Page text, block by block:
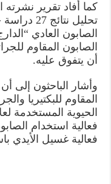
كما أفاد تقرير نشرته
تحليل
الصابون العادي
الصابون المقاوم
أن يتفوق عليه.
وأشار الباحثون إلى
المقاوم للبكتيريا
الحيوية المستخدمة
فعالية استخدام
فعالية غسيل الأيدي